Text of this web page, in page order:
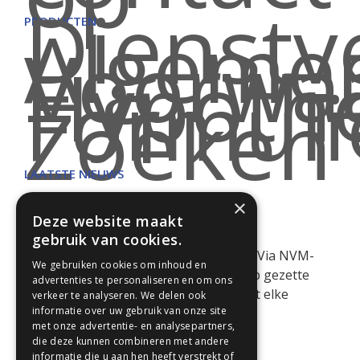
PRODUCTEN
Zoeken
LAATSTE NIEUWS
RECORDAANTAL WONINGEN IN DE VERKOOP
In het tweede kwartaal van 2026 is een
recordaantal woningen te koop gezet. Via NVM-
Makelaars. Het feitelijke aantal te koop gezette
woningen is nog veel hoger omdat niet elke
makelaar lid is van NVM. Kopers [...]
×
Deze website maakt
gebruik van cookies.
We gebruiken cookies om inhoud en
advertenties te personaliseren en om ons
verkeer te analyseren. We delen ook
informatie over uw gebruik van onze site
met onze advertentie- en analysepartners,
die deze kunnen combineren met andere
informatie die u aan hen heeft verstrekt of